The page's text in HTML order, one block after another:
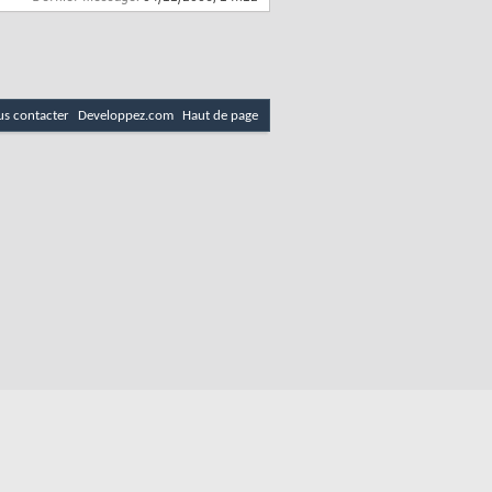
contacter Developpez.com Haut de page